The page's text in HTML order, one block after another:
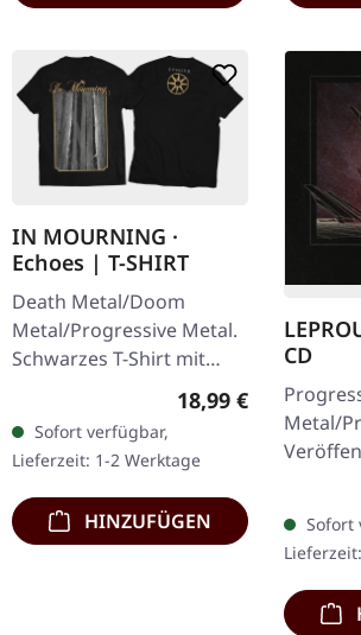
IN MOURNING ·
Echoes | T-SHIRT
Death Metal/Doom
Metal/Progressive Metal.
Schwarzes T-Shirt mit
exklusivem Design.
Rückseite bedruckt. Fruit
Of The Loom
Valueweight…
Regulärer Preis:
18,99 €
Sofort verfügbar,
Lieferzeit: 1-2 Werktage
HINZUFÜGEN
CD
Metal/
Music.
mit 16-
Sofort